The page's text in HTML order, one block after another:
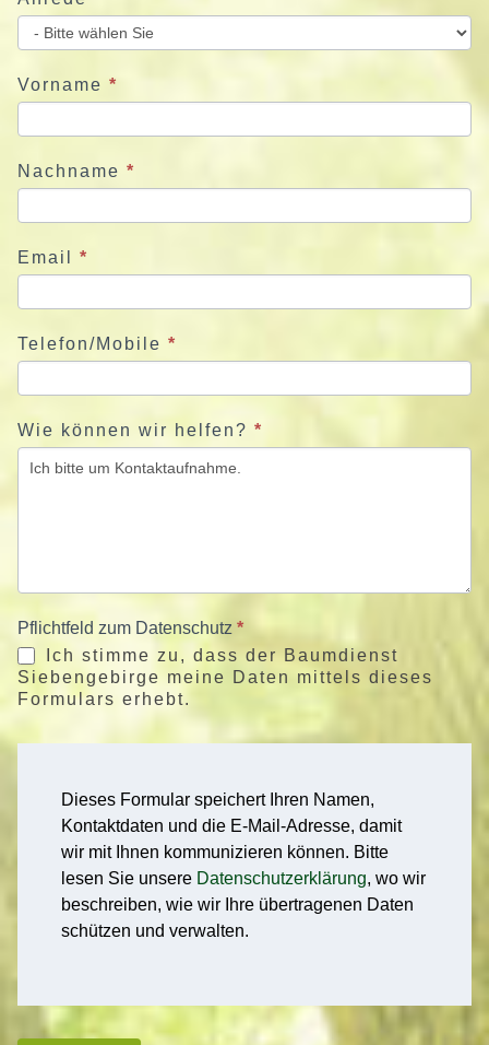
e
u
n
s
e
t
Vorname *
Nachname *
Email *
Telefon/Mobile *
Wie können wir helfen? *
Pflichtfeld zum Datenschutz *
Ich stimme zu, dass der Baumdienst
Siebengebirge meine Daten mittels dieses
Formulars erhebt.
Dieses Formular speichert Ihren Namen,
Kontaktdaten und die E-Mail-Adresse, damit
wir mit Ihnen kommunizieren können. Bitte
lesen Sie unsere Datenschutzerklärung, wo wir
beschreiben, wie wir Ihre übertragenen Daten
schützen und verwalten.